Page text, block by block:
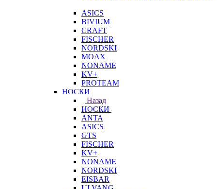
ASICS
BIVIUM
CRAFT
FISCHER
NORDSKI
MOAX
NONAME
KV+
PROTEAM
НОСКИ
Назад
НОСКИ
ANTA
ASICS
GTS
FISCHER
KV+
NONAME
NORDSKI
EISBAR